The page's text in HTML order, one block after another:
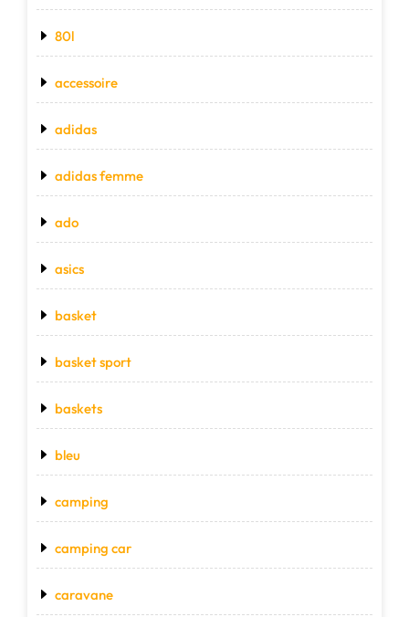
80l
accessoire
adidas
adidas femme
ado
asics
basket
basket sport
baskets
bleu
camping
camping car
caravane